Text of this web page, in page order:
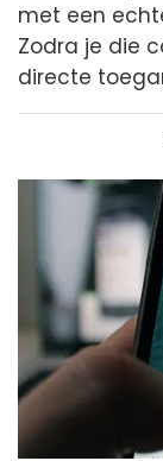
met een
Zodra je die
directe